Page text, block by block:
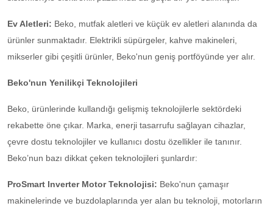
Ev Aletleri: Beko, mutfak aletleri ve küçük ev aletleri alanında da
ürünler sunmaktadır. Elektrikli süpürgeler, kahve makineleri,
mikserler gibi çeşitli ürünler, Beko'nun geniş portföyünde yer alır.
Beko'nun Yenilikçi Teknolojileri
Beko, ürünlerinde kullandığı gelişmiş teknolojilerle sektördeki
rekabette öne çıkar. Marka, enerji tasarrufu sağlayan cihazlar,
çevre dostu teknolojiler ve kullanıcı dostu özellikler ile tanınır.
Beko’nun bazı dikkat çeken teknolojileri şunlardır:
ProSmart Inverter Motor Teknolojisi: Beko'nun çamaşır
makinelerinde ve buzdolaplarında yer alan bu teknoloji, motorların